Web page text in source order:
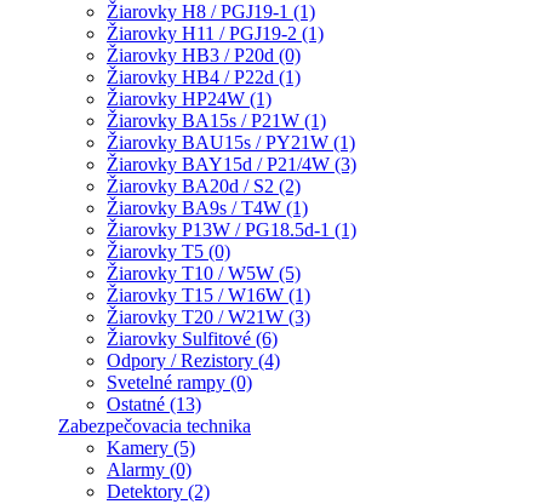
Žiarovky H8 / PGJ19-1 (1)
Žiarovky H11 / PGJ19-2 (1)
Žiarovky HB3 / P20d (0)
Žiarovky HB4 / P22d (1)
Žiarovky HP24W (1)
Žiarovky BA15s / P21W (1)
Žiarovky BAU15s / PY21W (1)
Žiarovky BAY15d / P21/4W (3)
Žiarovky BA20d / S2 (2)
Žiarovky BA9s / T4W (1)
Žiarovky P13W / PG18.5d-1 (1)
Žiarovky T5 (0)
Žiarovky T10 / W5W (5)
Žiarovky T15 / W16W (1)
Žiarovky T20 / W21W (3)
Žiarovky Sulfitové (6)
Odpory / Rezistory (4)
Svetelné rampy (0)
Ostatné (13)
Zabezpečovacia technika
Kamery (5)
Alarmy (0)
Detektory (2)